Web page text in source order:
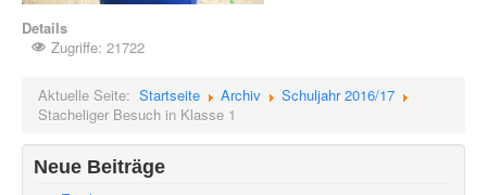
Details
Zugriffe: 21722
Aktuelle Seite: Startseite Archiv
Schuljahr 2016/17
Stacheliger Besuch in Klasse 1
Neue Beiträge